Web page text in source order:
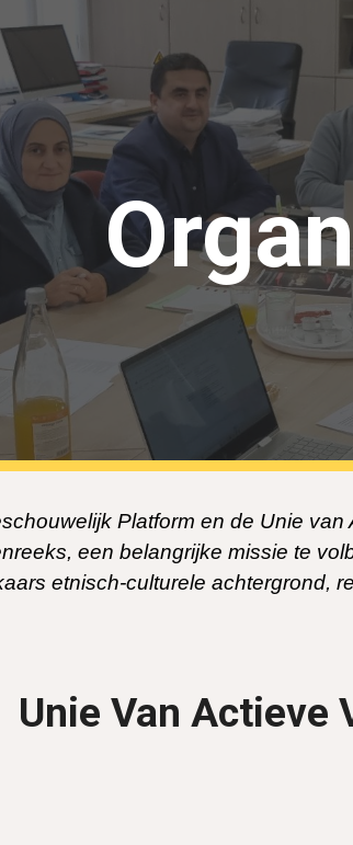
Skip to main content
Platform en de Unie
een belangrijke missie te
etnisch-culturele achtergrond,
Unie Van Actieve